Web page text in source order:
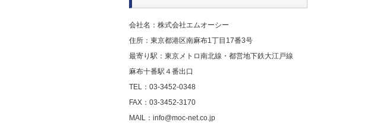
会社名：株式会社エムオーシー
住所：東京都港区南麻布1丁目17番3号
最寄り駅：東京メトロ南北線・都営地下鉄大江戸線
麻布十番駅４番出口
TEL：03-3452-0348
FAX：03-3452-3170
MAIL：info@moc-net.co.jp